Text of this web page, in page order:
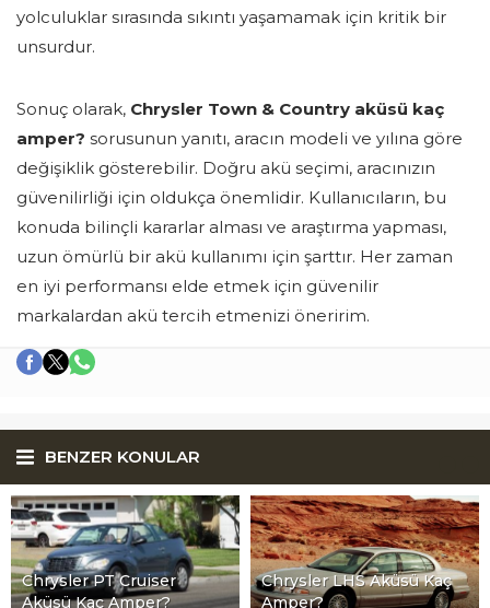
yolculuklar sırasında sıkıntı yaşamamak için kritik bir
unsurdur.
Sonuç olarak, Chrysler Town & Country aküsü kaç
amper? sorusunun yanıtı, aracın modeli ve yılına göre
değişiklik gösterebilir. Doğru akü seçimi, aracınızın
güvenilirliği için oldukça önemlidir. Kullanıcıların, bu
konuda bilinçli kararlar alması ve araştırma yapması,
uzun ömürlü bir akü kullanımı için şarttır. Her zaman
en iyi performansı elde etmek için güvenilir
markalardan akü tercih etmenizi öneririm.
BENZER KONULAR
Chrysler PT Cruiser
Aküsü Kaç Amper?
Chrysler LHS Aküsü Kaç
Amper?